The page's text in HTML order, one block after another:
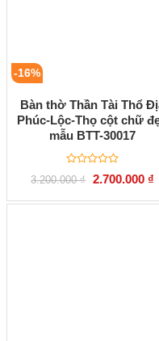
-16%
Bàn thờ Thần Tài Thổ
Phúc-Lộc-Thọ cột chữ
mẫu BTT-30017
Được
xếp
0
3.200.000₫ Giá
là:
2.700.000 ₫